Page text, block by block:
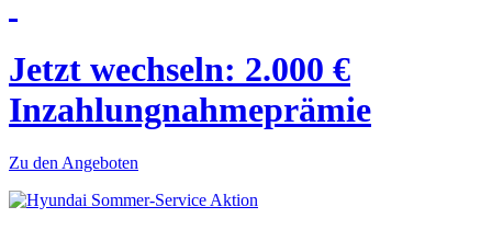
Jetzt wechseln: 2.000 €
Inzahlungnahmeprämie
Zu den Angeboten